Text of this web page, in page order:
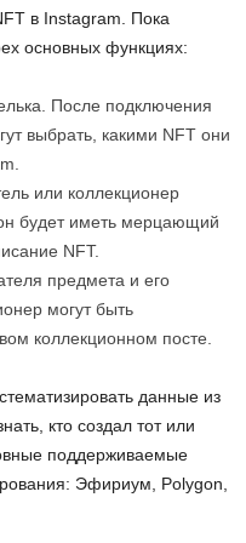
в Instagram. Пока
основных функциях:
После подключения
выбрать, какими NFT они
или коллекционер
будет иметь мерцающий
NFT.
предмета и его
могут быть
коллекционном посте.
данные из
кто создал тот или
поддерживаемые
Эфириум, Polygon,